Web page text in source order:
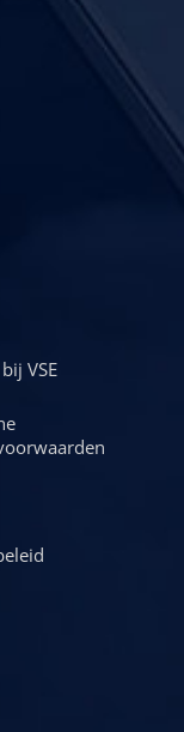
VSE